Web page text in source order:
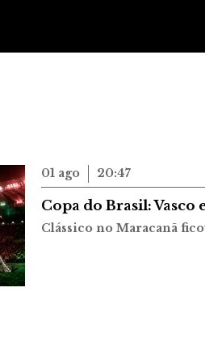
01 ago 20:47
Copa do Brasil: Vasco
Clássico no Maracanã